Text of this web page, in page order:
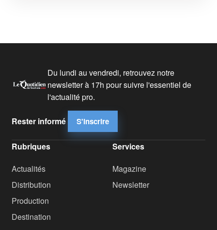
Du lundi au vendredi, retrouvez notre
newsletter à 17h pour suivre l'essentiel de
l'actualité pro.
Rester informé S'inscrire
Rubriques
Actualités
Distribution
Production
Destination
Services
Magazine
Newsletter